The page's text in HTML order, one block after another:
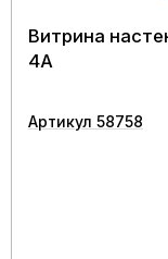
Витрина
4А
Артикул 58758